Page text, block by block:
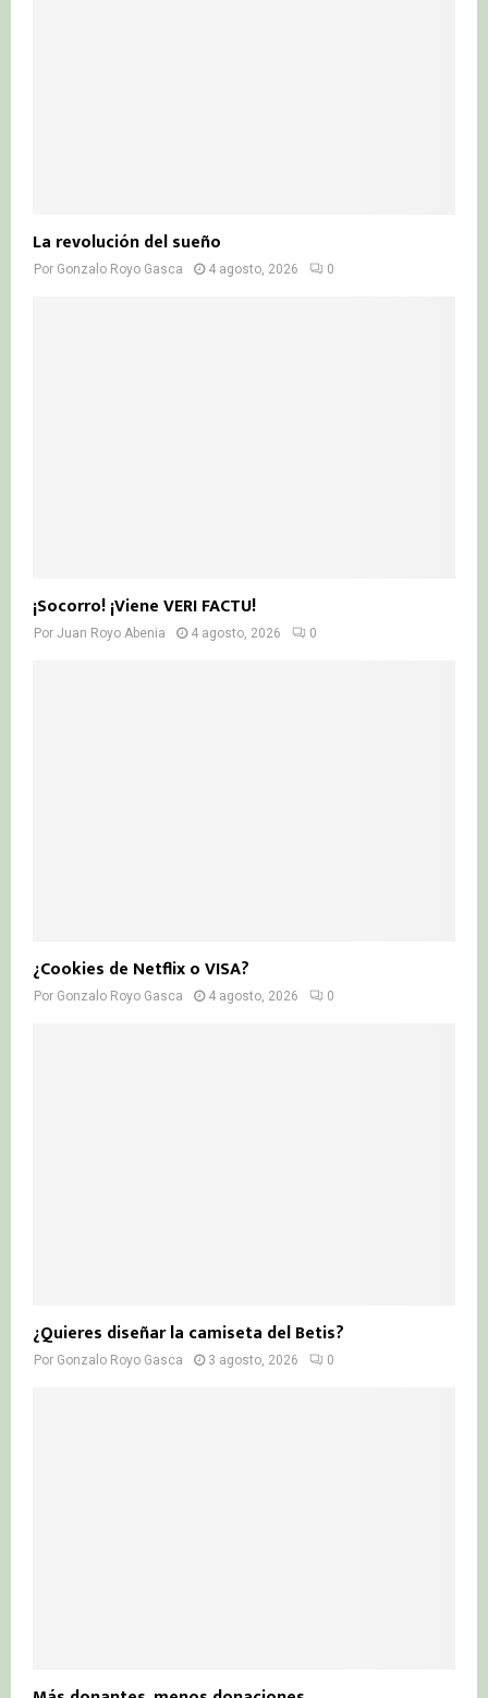
La revolución del sueño
Por Gonzalo Royo Gasca 4 agosto, 2026 0
¡Socorro! ¡Viene VERI FACTU!
Por Juan Royo Abenia 4 agosto, 2026 0
¿Cookies de Netflix o VISA?
Por Gonzalo Royo Gasca 4 agosto, 2026 0
¿Quieres diseñar la camiseta del Betis?
Por Gonzalo Royo Gasca 3 agosto, 2026 0